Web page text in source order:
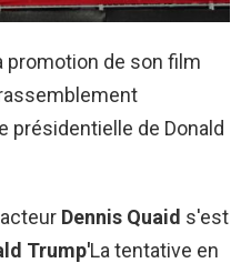
promotion de son film
présidentielle de Donald
Dennis Quaid s'est
Trump'La tentative en